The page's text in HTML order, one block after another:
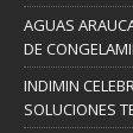
AGUAS
DE
INDIMIN
SOLUCIONES